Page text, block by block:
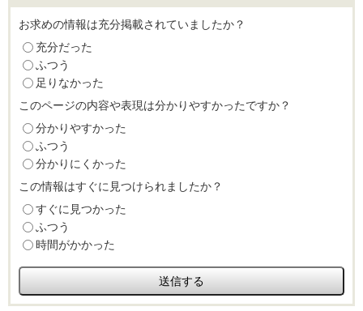
お求めの情報は充分掲載されていましたか？
充分だった
ふつう
足りなかった
このページの内容や表現は分かりやすかったですか？
分かりやすかった
ふつう
分かりにくかった
この情報はすぐに見つけられましたか？
すぐに見つかった
ふつう
時間がかかった